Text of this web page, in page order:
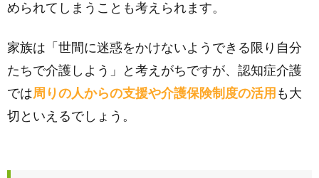
められてしまうことも考えられます。
家族は「世間に迷惑をかけないようできる限り自分
たちで介護しよう」と考えがちですが、認知症介護
では周りの人からの支援や介護保険制度の活用 も大
切といえるでしょう。